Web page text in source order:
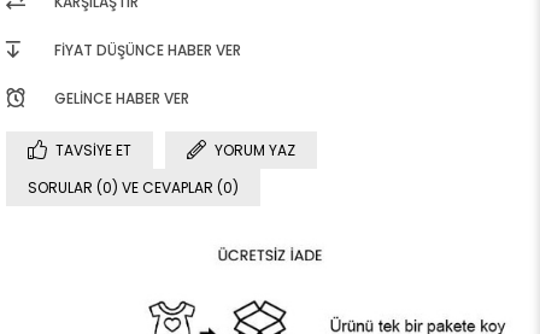
FIYAT DÜŞÜNCE HABER VER
GELINCE HABER VER
TAVSIYE ET
YORUM YAZ
SORULAR (0) VE CEVAPLAR (0)